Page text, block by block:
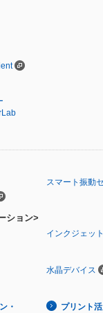
スマート振動
ション>
インクジェッ
水晶デバイス
・
プリント活